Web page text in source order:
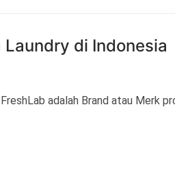
di Indonesia
adalah Brand atau Merk